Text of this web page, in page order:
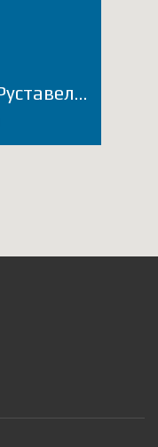
Квартира 38м2 на Руставели, 4-6 (Лот 2264СС)